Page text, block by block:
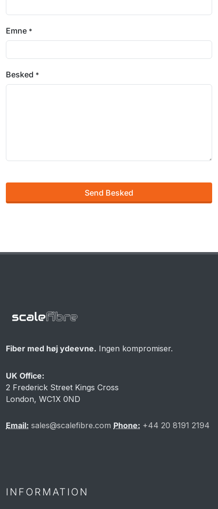
Emne *
Besked *
Send Besked
Fiber med høj ydeevne. Ingen kompromiser.
UK Office:
2 Frederick Street Kings Cross
London, WC1X 0ND
Email: sales@scalefibre.com Phone: +44 20 8191 2194
INFORMATION